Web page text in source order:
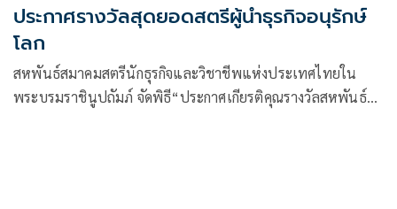
ประกาศรางวัลสุดยอดสตรีผู้นำธุรกิจอนุรักษ์
โลก
สหพันธ์สมาคมสตรีนักธุรกิจและวิชาชีพแห่งประเทศไทยใน
พระบรมราชินูปถัมภ์ จัดพิธี“ประกาศเกียรติคุณรางวัลสหพันธ์